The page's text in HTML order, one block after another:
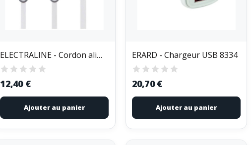
ELECTRALINE - Cordon alimentation smartphone...
12,40 €
Ajouter au panier
ERARD - Chargeur USB 8334
20,70 €
Ajouter au panier